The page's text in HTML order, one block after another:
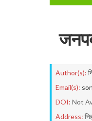
Author(s):
Email(s):
DOI: Not
Address: